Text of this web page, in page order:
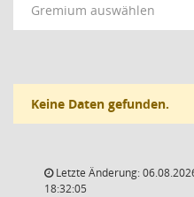
Gremium auswählen
Keine Daten gefunden.
Letzte Änderung:
18:32:05